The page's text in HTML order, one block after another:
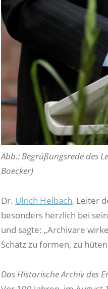
Abb.: Begrüßungsrede des
Boecker)
Dr. Ulrich Helbach, Leiter
besonders herzlich bei
und sagte: „Archivare
Schatz zu formen, zu
Das Historische Archiv des